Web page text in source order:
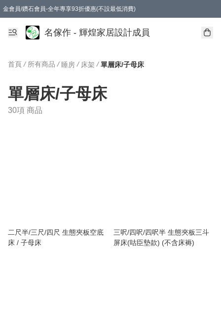
金會員/鑽石會員-全年專享93折優惠(不設最低消費)
名傢作 - 輝煌家居設計成員
首頁 / 所有商品 / 睡房 / 床架 / 單層床/子母床
單層床/子母床
30項 商品
二尺半/三尺/四尺 生態夾板空底
床 / 子母床
三呎/四呎/四呎半 生態夾板三斗
屏床(咕臣墊款) (不含床褥)